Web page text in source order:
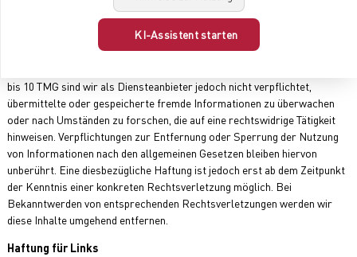
KI-Assistent starten
werden wir derartige Inhalte umgehend entfernen.
Als Diensteanbieter sind wir gemäß § 7 Abs.1 TMG für eigene Inhalte auf
bis 10 TMG sind wir als Diensteanbieter jedoch nicht verpflichtet,
übermittelte oder gespeicherte fremde Informationen zu überwachen
oder nach Umständen zu forschen, die auf eine rechtswidrige Tätigkeit
hinweisen. Verpflichtungen zur Entfernung oder Sperrung der Nutzung
von Informationen nach den allgemeinen Gesetzen bleiben hiervon
unberührt. Eine diesbezügliche Haftung ist jedoch erst ab dem Zeitpunkt
der Kenntnis einer konkreten Rechtsverletzung möglich. Bei
Bekanntwerden von entsprechenden Rechtsverletzungen werden wir
diese Inhalte umgehend entfernen.
Haftung für Links